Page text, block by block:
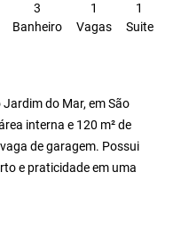
3
Banheiro
1
Vagas
1
Suite
do Mar, em São
interna e 120 m² de
de garagem. Possui
e praticidade em uma